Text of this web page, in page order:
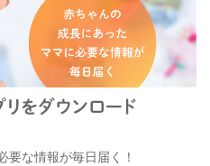
要な情報が毎日届く！